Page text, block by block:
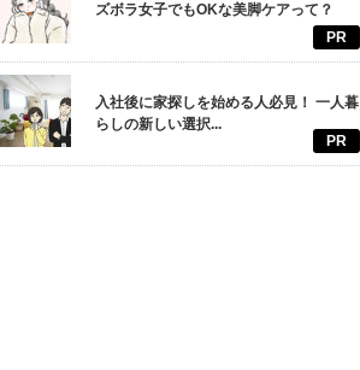
ズボラ女子でもOKな美脚ケアって？
PR
入社後に家探しを始める人必見！ 一人暮
らしの新しい選択...
PR